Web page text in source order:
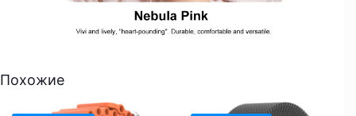
Похожие